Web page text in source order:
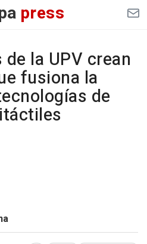
press
la UPV crean
fusiona la
de